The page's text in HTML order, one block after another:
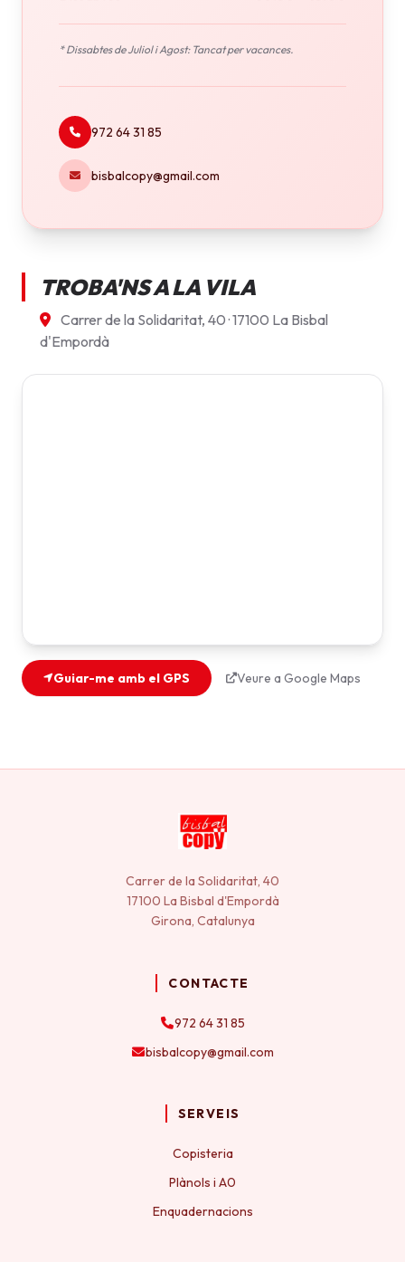
* Dissabtes de Juliol i Agost: Tancat per vacances.
972 64 31 85
bisbalcopy@gmail.com
TROBA'NS A LA VILA
Carrer de la Solidaritat, 40 · 17100 La Bisbal
d'Empordà
Guiar-me amb el GPS Veure a Google Maps
Carrer de la Solidaritat, 40
17100 La Bisbal d'Empordà
Girona, Catalunya
CONTACTE
972 64 31 85
bisbalcopy@gmail.com
SERVEIS
Copisteria
Plànols i A0
Enquadernacions